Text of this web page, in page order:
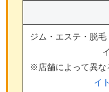
ジム・エステ・脱
※店舗によって異な
イト